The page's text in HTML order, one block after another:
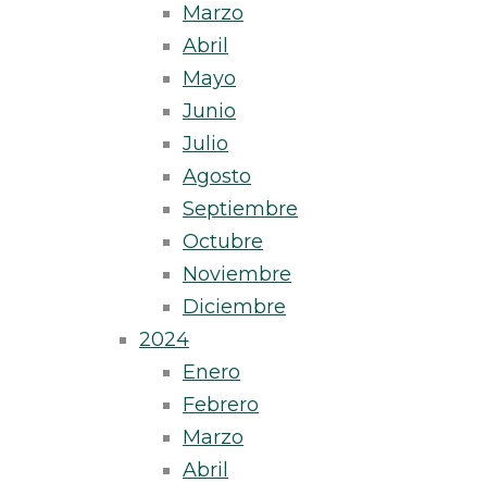
Marzo
Abril
Mayo
Junio
Julio
Agosto
Septiembre
Octubre
Noviembre
Diciembre
2024
Enero
Febrero
Marzo
Abril